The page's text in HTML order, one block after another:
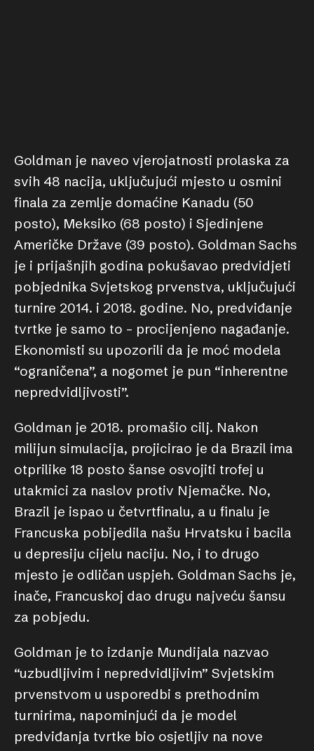
Goldman je naveo vjerojatnosti prolaska za
svih 48 nacija, uključujući mjesto u osmini
finala za zemlje domaćine Kanadu (50
posto), Meksiko (68 posto) i Sjedinjene
Američke Države (39 posto). Goldman Sachs
je i prijašnjih godina pokušavao predvidjeti
pobjednika Svjetskog prvenstva, uključujući
turnire 2014. i 2018. godine. No, predviđanje
tvrtke je samo to – procijenjeno nagađanje.
Ekonomisti su upozorili da je moć modela
“ograničena”, a nogomet je pun “inherentne
nepredvidljivosti”.
Goldman je 2018. promašio cilj. Nakon
milijun simulacija, projicirao je da Brazil ima
otprilike 18 posto šanse osvojiti trofej u
utakmici za naslov protiv Njemačke. No,
Brazil je ispao u četvrtfinalu, a u finalu je
Francuska pobijedila našu Hrvatsku i bacila
u depresiju cijelu naciju. No, i to drugo
mjesto je odličan uspjeh. Goldman Sachs je,
inače, Francuskoj dao drugu najveću šansu
za pobjedu.
Goldman je to izdanje Mundijala nazvao
“uzbudljivim i nepredvidljivim” Svjetskim
prvenstvom u usporedbi s prethodnim
turnirima, napominjući da je model
predviđanja tvrtke bio osjetljiv na nove